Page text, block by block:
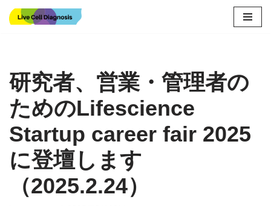
ン
ツ
へ
ス
キ
プ
研究者、営業・管理者の
ためのLifescience
Startup career fair 2025
に登壇します
（2025.2.24）